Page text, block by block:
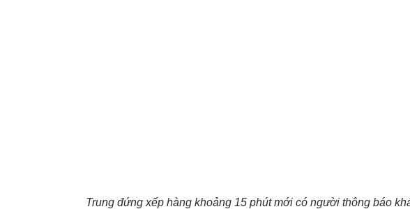
Trung đứng xếp hàng khoảng 15 phút mới có người thông báo